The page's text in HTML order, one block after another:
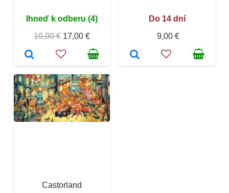
Ihneď k odberu (4)
19,00 € 17,00 €
Do 14 dní
9,00 €
Castorland